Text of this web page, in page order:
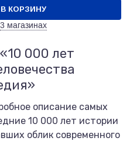
КОРЗИНУ
3 магазинах
000 лет
описание самых
10 000 лет истории
облик современного